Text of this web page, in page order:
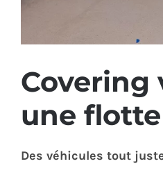
Covering
une
Des véhicules tout